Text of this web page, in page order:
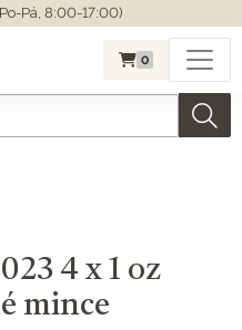
Pá, 8:00-17:00)
0
4 x 1 oz
mince